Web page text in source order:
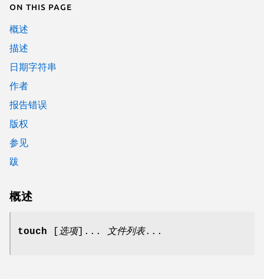
On this page
概述
描述
日期字符串
作者
报告错误
版权
参见
跋
概述
touch 选项 ]... 文件列表...